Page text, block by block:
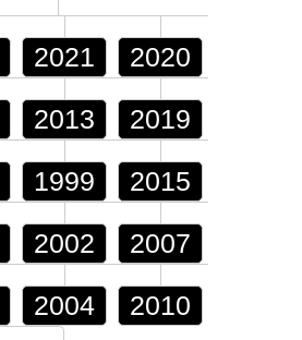
2021 2020
2013 2019
1999 2015
2002 2007
2004 2010